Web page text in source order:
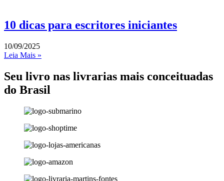
10 dicas para escritores iniciantes
10/09/2025
Leia Mais »
Seu livro nas livrarias mais conceituadas
do Brasil